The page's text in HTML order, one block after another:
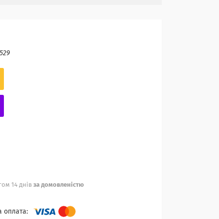
14 днів за домовленістю